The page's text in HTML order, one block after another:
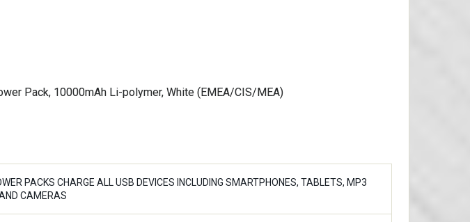
Pack, 10000mAh Li-polymer, White (EMEA/CIS/MEA)
PACKS CHARGE ALL USB DEVICES INCLUDING SMARTPHONES, TABLETS, MP3
CAMERAS